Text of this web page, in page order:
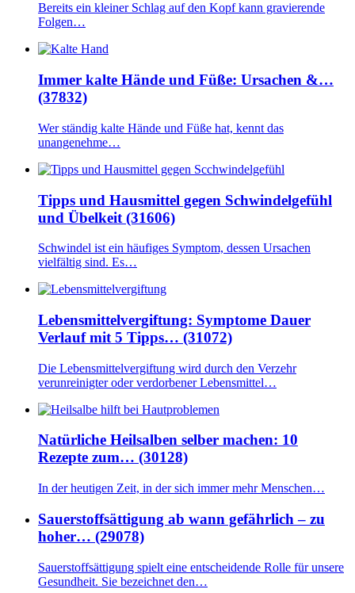
Bereits ein kleiner Schlag auf den Kopf kann gravierende
Folgen…
Immer kalte Hände und Füße: Ursachen &…
(37832)
Wer ständig kalte Hände und Füße hat, kennt das
unangenehme…
Tipps und Hausmittel gegen Schwindelgefühl
und Übelkeit (31606)
Schwindel ist ein häufiges Symptom, dessen Ursachen
vielfältig sind. Es…
Lebensmittelvergiftung: Symptome Dauer
Verlauf mit 5 Tipps… (31072)
Die Lebensmittelvergiftung wird durch den Verzehr
verunreinigter oder verdorbener Lebensmittel…
Natürliche Heilsalben selber machen: 10
Rezepte zum… (30128)
In der heutigen Zeit, in der sich immer mehr Menschen…
Sauerstoffsättigung ab wann gefährlich – zu
hoher… (29078)
Sauerstoffsättigung spielt eine entscheidende Rolle für unsere
Gesundheit. Sie bezeichnet den…